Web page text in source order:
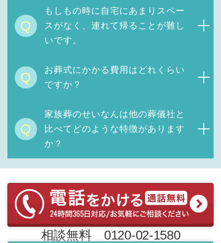
Q
もしもの時に自宅にあまりスペー
スがなく、連れて帰ることが難し
いです。
Q お葬式にかかる費用は どれくらい
ですか？
Q
家族葬のせいなんは他の葬儀社と
比べてどのような特徴があります
か？
相談無料 0120-02-1580